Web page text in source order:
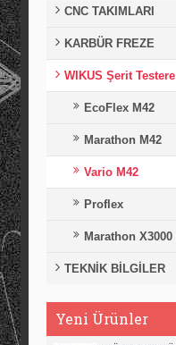
CNC TAKIMLARI
KARBÜR FREZE
WIKUS Şerit Testere
EcoFlex M42
Marathon M42
Vario M42
Proflex
Marathon X3000
TEKNİK BİLGİLER
Yeni Ürünler